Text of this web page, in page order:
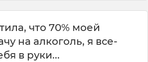
что 70% моей
на алкоголь, я все-
в руки...